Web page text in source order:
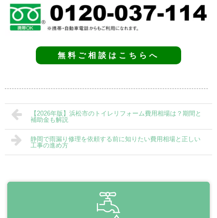
無料ご相談はこちらへ
【2026年版】浜松市のトイレリフォーム費用相場は？期間と
補助金も解説
静岡で雨漏り修理を依頼する前に知りたい費用相場と正しい
工事の進め方